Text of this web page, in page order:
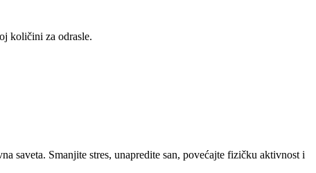
količini za odrasle.
saveta. Smanjite stres, unapredite san, povećajte fizičku aktivnost i